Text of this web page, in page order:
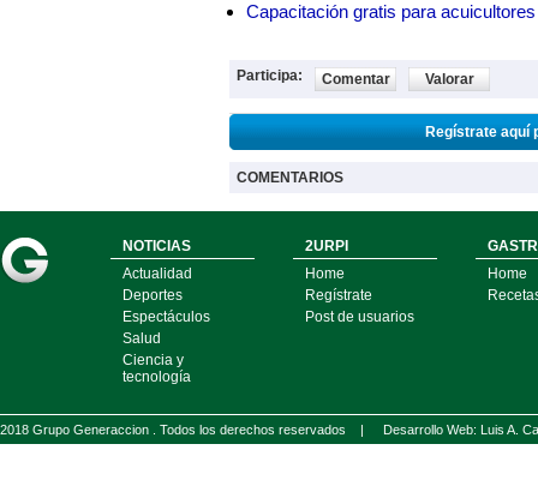
Capacitación gratis para
Participa: Comentar Valorar
Regístrate aquí
COMENTARIOS
NOTICIAS
Actualidad
Deportes
Espectáculos
Salud
Ciencia y
tecnología
2URPI
Home
Regístrate
Post de usuarios
Home
2018 Grupo Generaccion . Todos los derechos reservados | Desarrollo Web: Luis